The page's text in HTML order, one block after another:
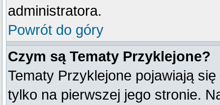
administratora.
Powrót do góry
Czym są Tematy Przyklejone?
Tematy Przyklejone pojawiają
tylko na pierwszej jego stronie.